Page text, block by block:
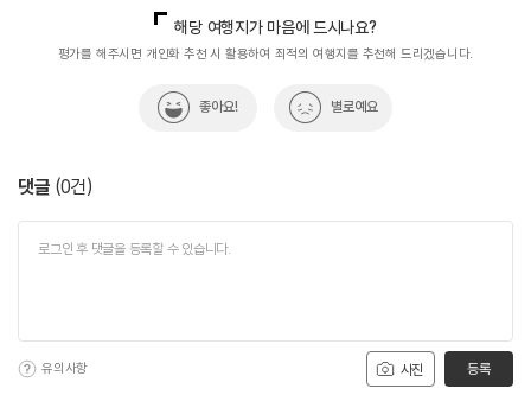
해당 여행지가 마음에 드시나요?
평가를 해주시면 개인화 추천 시 활용하여 최적의 여행지를 추천해 드리겠습니다.
좋아요! 별로예요
댓글 (0건)
사진
유의사항 등록